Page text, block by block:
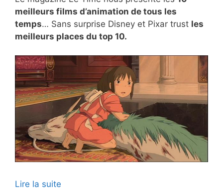
meilleurs films d’animation de tous les
temps… Sans surprise Disney et Pixar trust les
meilleurs places du top 10.
Lire la suite